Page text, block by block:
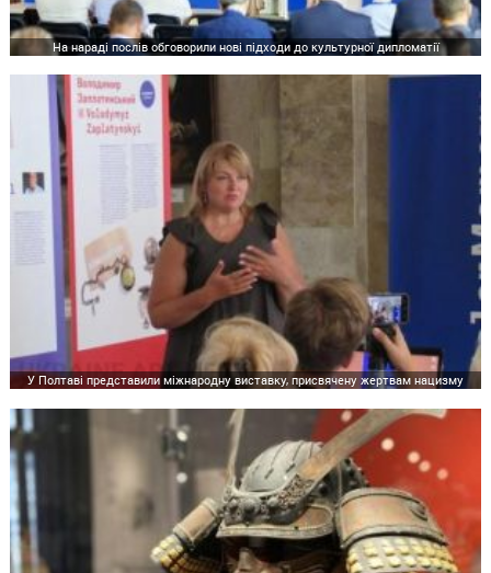
На нараді послів обговорили нові підходи до культурної дипломатії
У Полтаві представили міжнародну виставку, присвячену жертвам нацизму